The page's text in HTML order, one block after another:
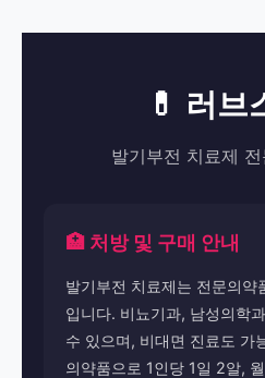
💊 러브
발기부전 치료제
🏥 처방 및 구매 안내
발기부전 치료제는 전문의약
입니다. 비뇨기과, 남성의학
수 있으며, 비대면 진료도 가
의약품으로 1인당 1일 2알,